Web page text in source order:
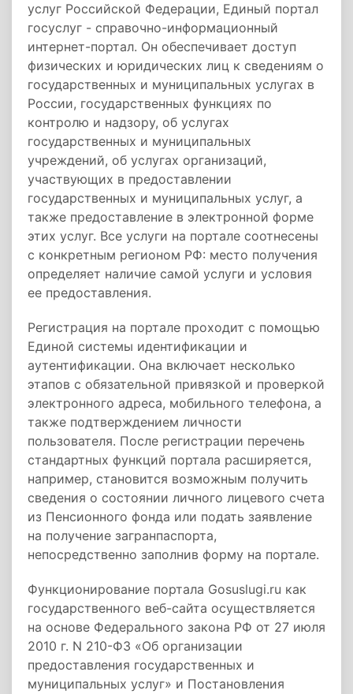
услуг Российской Федерации, Единый портал
госуслуг - справочно-информационный
интернет-портал. Он обеспечивает доступ
физических и юридических лиц к сведениям о
государственных и муниципальных услугах в
России, государственных функциях по
контролю и надзору, об услугах
государственных и муниципальных
учреждений, об услугах организаций,
участвующих в предоставлении
государственных и муниципальных услуг, а
также предоставление в электронной форме
этих услуг. Все услуги на портале соотнесены
с конкретным регионом РФ: место получения
определяет наличие самой услуги и условия
ее предоставления.
Регистрация на портале проходит с помощью
Единой системы идентификации и
аутентификации. Она включает несколько
этапов с обязательной привязкой и проверкой
электронного адреса, мобильного телефона, а
также подтверждением личности
пользователя. После регистрации перечень
стандартных функций портала расширяется,
например, становится возможным получить
сведения о состоянии личного лицевого счета
из Пенсионного фонда или подать заявление
на получение загранпаспорта,
непосредственно заполнив форму на портале.
Функционирование портала Gosuslugi.ru как
государственного веб-сайта осуществляется
на основе Федерального закона РФ от 27 июля
2010 г. N 210-ФЗ «Об организации
предоставления государственных и
муниципальных услуг» и Постановления